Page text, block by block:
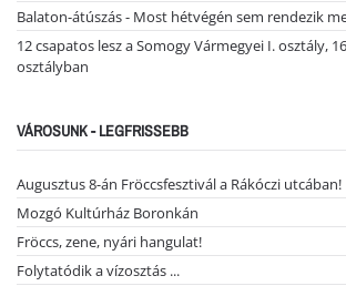
Balaton-átúszás - Most hétvégén sem rendezik
12 csapatos lesz a Somogy Vármegyei I. osztály,
osztályban
VÁROSUNK - LEGFRISSEBB
Augusztus 8-án Fröccsfesztivál a Rákóczi utcában!
Mozgó Kultúrház Boronkán
Fröccs, zene, nyári hangulat!
Folytatódik a vízosztás ...